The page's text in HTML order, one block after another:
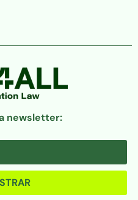
newsletter: